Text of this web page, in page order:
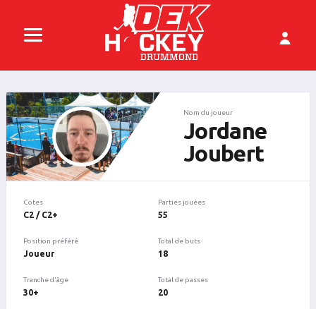
Nom du joueur
Jordane
Joubert
Cotes
C2 / C2+
Position préféré
Joueur
Tranche d'âge
30+
Parties jouées
55
Total de buts
18
Total de passes
20